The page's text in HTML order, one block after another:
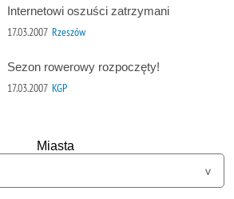
Internetowi oszuści zatrzymani
17.03.2007 Rzeszów
Sezon rowerowy rozpoczęty!
17.03.2007 KGP
Miasta